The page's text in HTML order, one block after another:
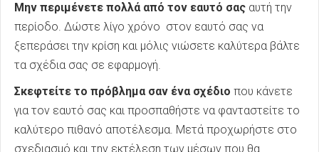
Μην περιμένετε πολλά από τον εαυτό σας αυτή την
περίοδο. Δώστε λίγο χρόνο στον εαυτό σας να
ξεπεράσει την κρίση και μόλις νιώσετε καλύτερα βάλτε
τα σχέδια σας σε εφαρμογή.
Σκεφτείτε το πρόβλημα σαν ένα σχέδιο που κάνετε
για τον εαυτό σας και προσπαθήστε να φανταστείτε το
καλύτερο πιθανό αποτέλεσμα. Μετά προχωρήστε στο
σχεδιασμό και την εκτέλεση των μέσων που θα